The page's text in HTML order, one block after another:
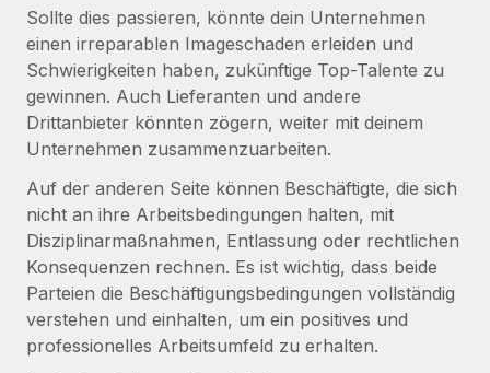
Compliance Watchtower
Lückenlose Compliance
Geräteverwaltung
Globale Bereitstellung und Verfolgung von IT-
Geräten
Gründung von Niederlassungen
Schnelle, rechtssichere Gründung von
Niederlassungen
Mobilität und Relocation
Mühelose Relocation von Mitarbeiter:innen
So hat der KI-Vorreiter Weaviate sein Team mit
Remote um 120 % vergrößert
Weaviate auf einen Blick Weaviate entwickelt KI-basierte
Open-Source-Infrastrukturen. Das...
Mehr erfahren
Revolution des Enterprise Contractor
Managements – die Erfolgsgeschichte einer
globalen Content-Agentur mit Remote
Auf einen Blick Erfahre mehr über die unglaubliche
Transformation einer weltweit erfolgreichen...
BLOG
Globale Payroll
EOR und PEO
Contractor Management
Steuern
Den Blog erkunden
BLOG
Sollte dies passieren, könnte dein Unternehmen
einen irreparablen Imageschaden erleiden und
Schwierigkeiten haben, zukünftige Top-Talente zu
gewinnen. Auch Lieferanten und andere
Drittanbieter könnten zögern, weiter mit deinem
Unternehmen zusammenzuarbeiten.
Auf der anderen Seite können Beschäftigte, die sich
nicht an ihre Arbeitsbedingungen halten, mit
Disziplinarmaßnahmen, Entlassung oder rechtlichen
Konsequenzen rechnen. Es ist wichtig, dass beide
Parteien die Beschäftigungsbedingungen vollständig
verstehen und einhalten, um ein positives und
professionelles Arbeitsumfeld zu erhalten.